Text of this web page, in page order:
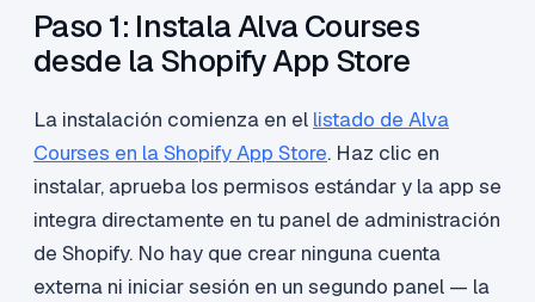
Paso 1: Instala Alva Courses
desde la Shopify App Store
La instalación comienza en el listado de Alva
Courses en la Shopify App Store. Haz clic en
instalar, aprueba los permisos estándar y la app se
integra directamente en tu panel de administración
de Shopify. No hay que crear ninguna cuenta
externa ni iniciar sesión en un segundo panel — la